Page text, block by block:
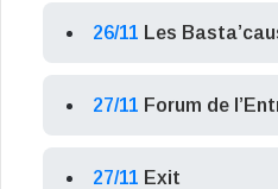
26/11 Les
27/11 Forum de
27/11 Exit